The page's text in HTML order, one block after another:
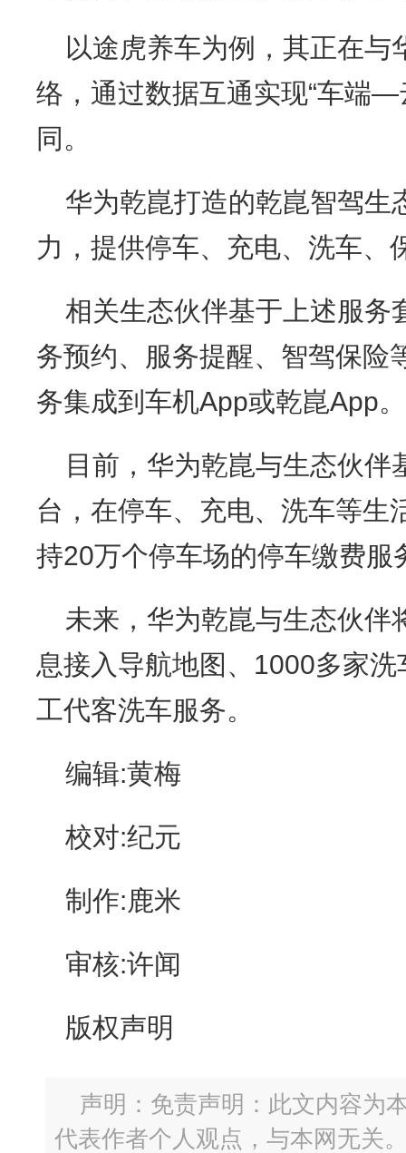
以途虎养车为例，其正在
络，通过数据互通实现“车端
同。
华为乾崑打造的乾崑智驾生
力，提供停车、充电、洗车、
相关生态伙伴基于上述服务
务预约、服务提醒、智驾保险
务集成到车机App或乾崑App。
目前，华为乾崑与生态伙伴
台，在停车、充电、洗车等生
持20万个停车场的停车缴费服
未来，华为乾崑与生态伙伴
息接入导航地图、1000多家
工代客洗车服务。
编辑:黄梅
校对:纪元
制作:鹿米
审核:许闻
版权声明
声明：免责声明：此文内容为
代表作者个人观点，与本网无关